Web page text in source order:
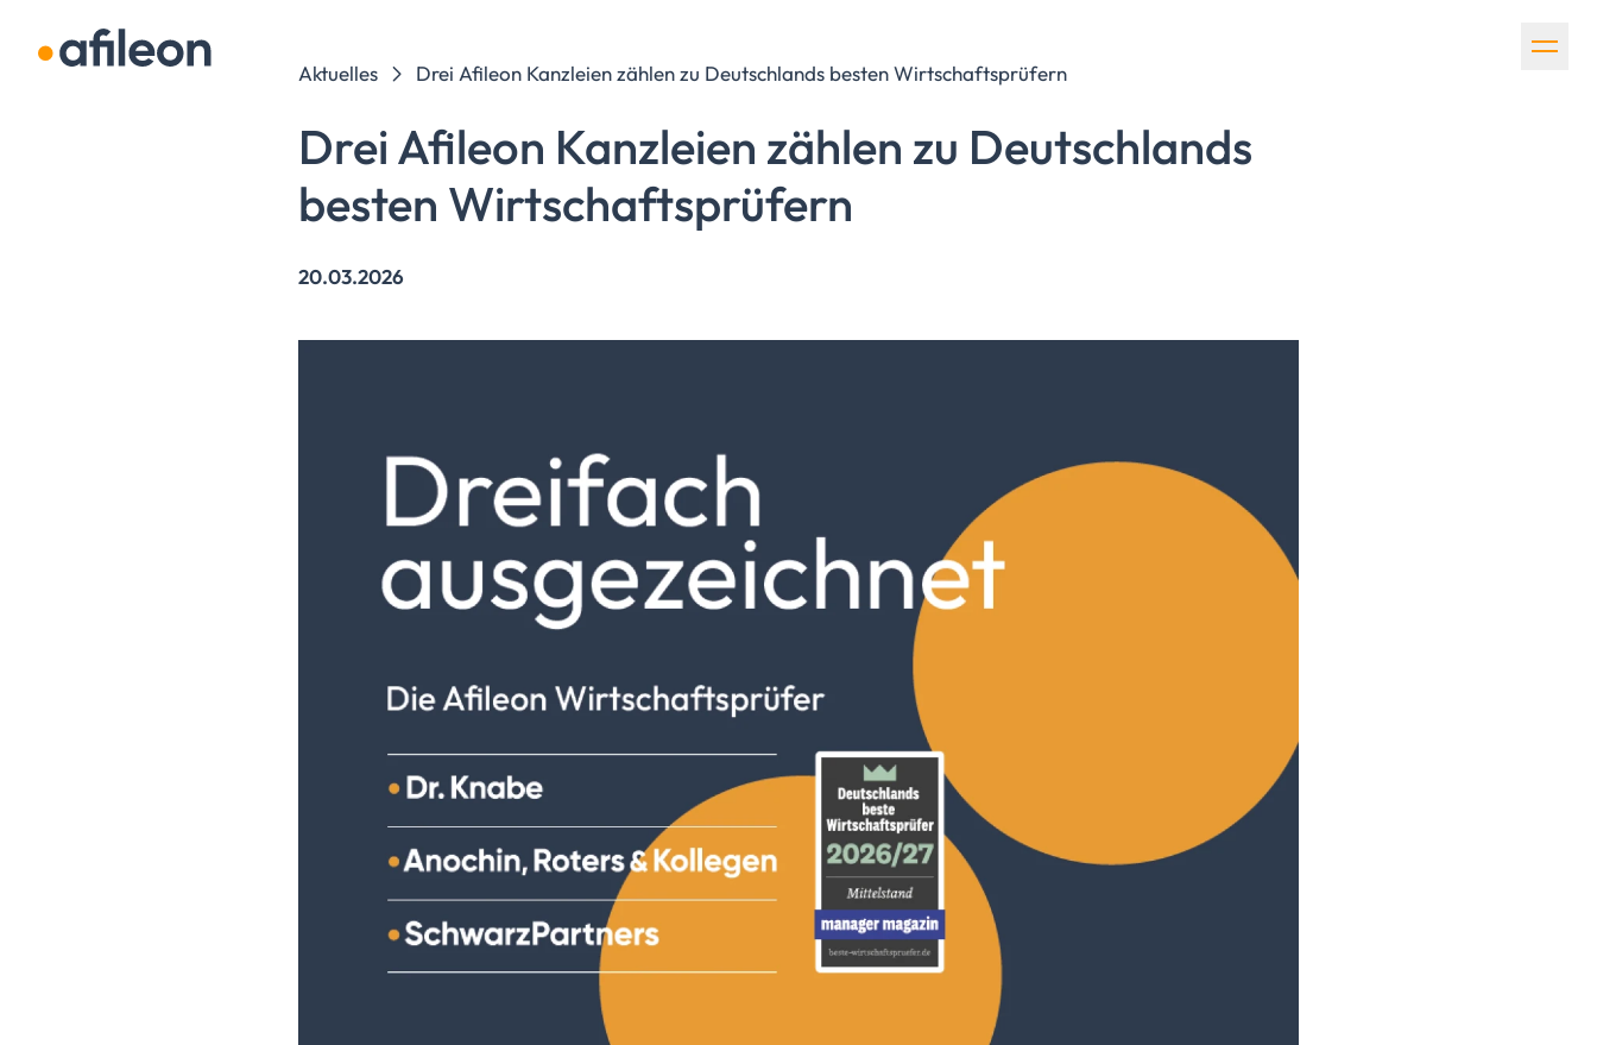
Navigation überspringen
Aktuelles Drei Afileon Kanzleien zählen zu Deutschlands besten Wirtschaftsprüfern
Drei Afileon Kanzleien zählen zu Deutschlands
besten Wirtschaftsprüfern
20.03.2026